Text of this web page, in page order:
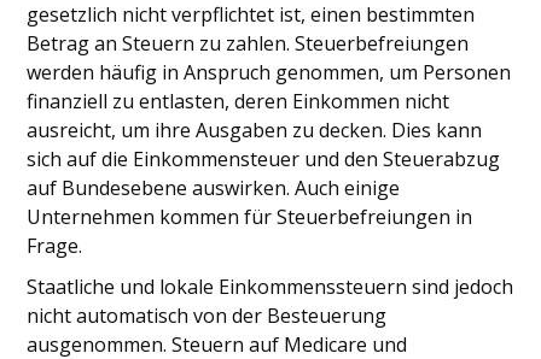
gesetzlich nicht verpflichtet ist, einen bestimmten
Betrag an Steuern zu zahlen. Steuerbefreiungen
werden häufig in Anspruch genommen, um Personen
finanziell zu entlasten, deren Einkommen nicht
ausreicht, um ihre Ausgaben zu decken. Dies kann
sich auf die Einkommensteuer und den Steuerabzug
auf Bundesebene auswirken. Auch einige
Unternehmen kommen für Steuerbefreiungen in
Frage.
Staatliche und lokale Einkommenssteuern sind jedoch
nicht automatisch von der Besteuerung
ausgenommen. Steuern auf Medicare und